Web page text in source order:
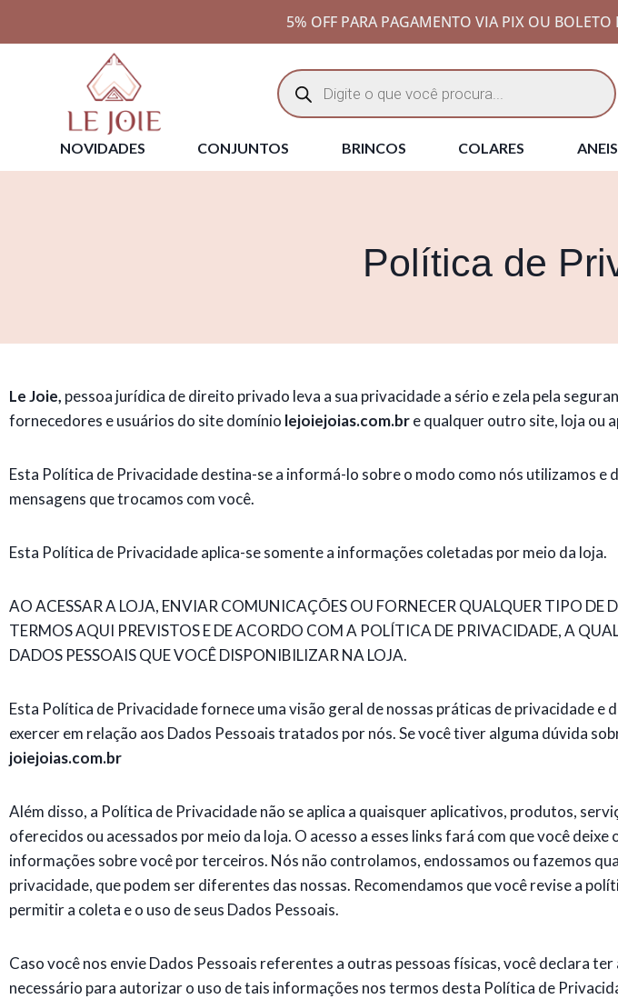
5% OFF PARA PAGAMENTO VIA PIX OU BOLETO
NOVIDADES CONJUNTOS BRINCOS COLARES ANEIS
Política de
Le Joie, pessoa jurídica de direito privado leva a sua privacidade a sério e zela pela
fornecedores e usuários do site domínio lejoiejoias.com.bre qualquer outro site, loja ou
Esta Política de Privacidade destina-se a informá-lo sobre o modo como nós utilizamos e
mensagens que trocamos com você.
Esta Política de Privacidade aplica-se somente a informações coletadas por meio da loja.
AO ACESSAR A LOJA, ENVIAR COMUNICAÇÕES OU FORNECER QUALQUER TIPO DE
TERMOS AQUI PREVISTOS E DE ACORDO COM A POLÍTICA DE PRIVACIDADE, A
DADOS PESSOAIS QUE VOCÊ DISPONIBILIZAR NA LOJA.
Esta Política de Privacidade fornece uma visão geral de nossas práticas de privacidade e
exercer em relação aos Dados Pessoais tratados por nós. Se você tiver alguma dúvida
joiejoias.com.br
Além disso, a Política de Privacidade não se aplica a quaisquer aplicativos, produtos,
oferecidos ou acessados por meio da loja. O acesso a esses links fará com que você
informações sobre você por terceiros. Nós não controlamos, endossamos ou fazemos
privacidade, que podem ser diferentes das nossas. Recomendamos que você revise a
permitir a coleta e o uso de seus Dados Pessoais.
Caso você nos envie Dados Pessoais referentes a outras pessoas físicas, você declara
necessário para autorizar o uso de tais informações nos termos desta Política de